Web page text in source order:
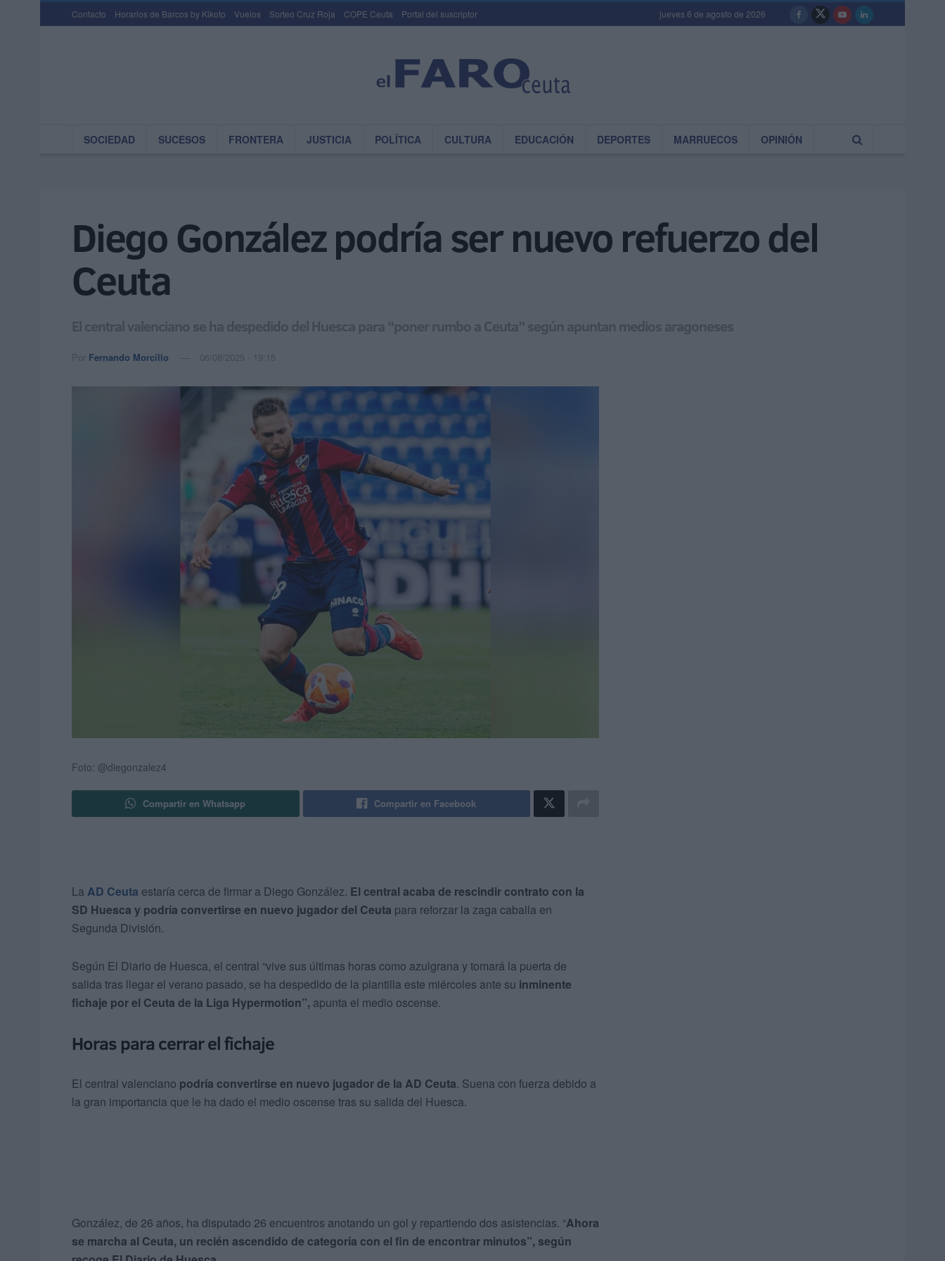
Contacto Horarios de Barcos by Kikoto Vuelos Sorteo Cruz Roja COPE Ceuta Portal del suscriptor jueves 6 de agosto de 2026
SOCIEDAD SUCESOS FRONTERA JUSTICIA POLÍTICA CULTURA EDUCACIÓN DEPORTES MARRUECOS OPINIÓN
Diego González podría ser nuevo refuerzo del
Ceuta
El central valenciano se ha despedido del Huesca para “poner rumbo a Ceuta” según apuntan medios aragoneses
Por Fernando Morcillo 06/08/2025 - 19:15
Foto: @diegonzalez4
Compartir en Whatsapp Compartir en Facebook
La AD Ceuta estaría cerca de firmar a Diego González. El central acaba de rescindir contrato con la
SD Huesca y podría convertirse en nuevo jugador del Ceuta para reforzar la zaga caballa en
Segunda División.
Según El Diario de Huesca, el central “vive sus últimas horas como azulgrana y tomará la puerta de
salida tras llegar el verano pasado, se ha despedido de la plantilla este miércoles ante su inminente
fichaje por el Ceuta de la Liga Hypermotion”, apunta el medio oscense.
Horas para cerrar el fichaje
El central valenciano podría convertirse en nuevo jugador de la AD Ceuta. Suena con fuerza debido a
la gran importancia que le ha dado el medio oscense tras su salida del Huesca.
González, de 26 años, ha disputado 26 encuentros anotando un gol y repartiendo dos asistencias. “Ahora
se marcha al Ceuta, un recién ascendido de categoría con el fin de encontrar minutos”, según